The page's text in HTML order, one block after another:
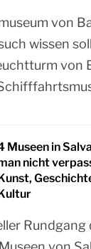
von
wissen
von
Museen in
nicht
Rundgang